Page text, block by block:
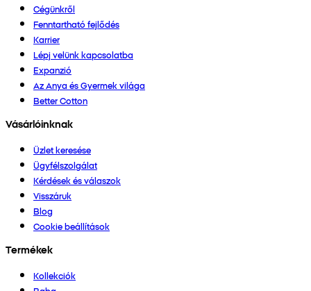
Cégünkről
Fenntartható fejlődés
Karrier
Lépj velünk kapcsolatba
Expanzió
Az Anya és Gyermek világa
Better Cotton
Vásárlóinknak
Üzlet keresése
Ügyfélszolgálat
Kérdések és válaszok
Visszáruk
Blog
Cookie beállítások
Termékek
Kollekciók